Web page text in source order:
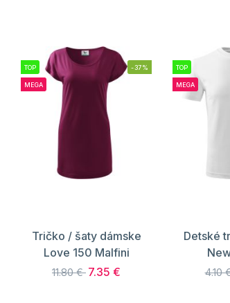
TOP
MEGA
-37%
Tričko / šaty dámske
Love 150 Malfini
11.80 € 7.35 €
TOP
MEGA
Detské
4.10